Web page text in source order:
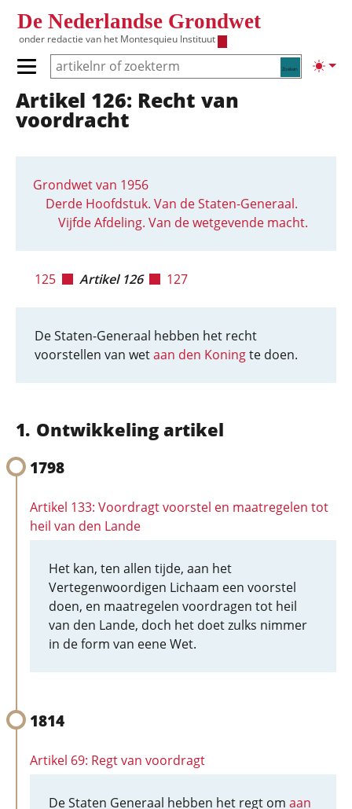
De Nederlandse Grondwet
onder redactie van het Montesquieu Instituut
Zoeken
Primair menu tonen/verbergen
Hoofdnavigatie
Artikel 126: Recht van
voordracht
Grondwet van 1956
Derde Hoofdstuk. Van de Staten-Generaal.
Vijfde Afdeling. Van de wetgevende macht.
125 Artikel 126 127
De Staten-Generaal hebben het recht
voorstellen van wetaan den Koningte doen.
Ontwikkeling artikel
1798
Artikel 133: Voordragt voorstel en maatregelen tot
heil van den Lande
Het kan, ten allen tijde, aan het
Vertegenwoordigen Lichaam een voorstel
doen, en maatregelen voordragen tot heil
van den Lande, doch het doet zulks nimmer
in de form van eene Wet.
1814
Artikel 69: Regt van voordragt
De Staten Generaal hebben het regt om aan